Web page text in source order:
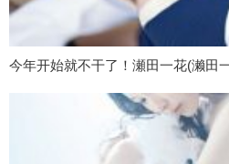
今年开始就不干了！瀬田一花(濑田